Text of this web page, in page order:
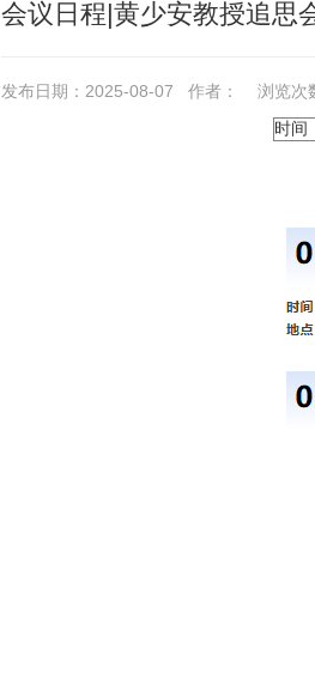
会议日程|黄少安教授追思
发布日期：2025-08-07 作者： 浏览次
时间